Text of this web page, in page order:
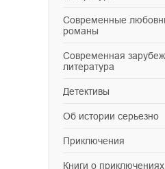
современные любовные
романы
современная зарубежная
литература
детективы
об истории серьезно
приключения
книги о приключениях